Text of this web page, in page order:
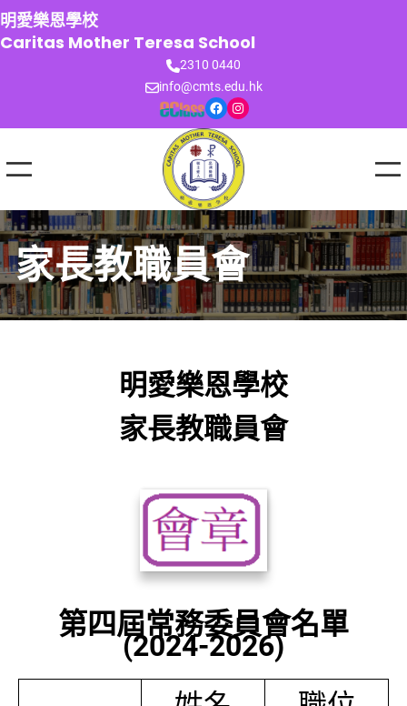
跳
至
主
明愛樂恩學校
Caritas Mother Teresa School
2310 0440
info@cmts.edu.hk
Facebook Instagram
家長教職員會
明愛樂恩學校
家長教職員會
第四屆常務委員會名單
(2024-2026)